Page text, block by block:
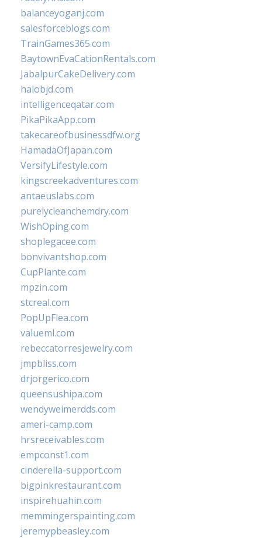
balanceyoganj.com
salesforceblogs.com
TrainGames365.com
BaytownEvaCationRentals.com
JabalpurCakeDelivery.com
halobjd.com
intelligenceqatar.com
PikaPikaApp.com
takecareofbusinessdfw.org
HamadaOfJapan.com
VersifyLifestyle.com
kingscreekadventures.com
antaeuslabs.com
purelycleanchemdry.com
WishOping.com
shoplegacee.com
bonvivantshop.com
CupPlante.com
mpzin.com
stcreal.com
PopUpFlea.com
valueml.com
rebeccatorresjewelry.com
jmpbliss.com
drjorgerico.com
queensushipa.com
wendyweimerdds.com
ameri-camp.com
hrsreceivables.com
empconst1.com
cinderella-support.com
bigpinkrestaurant.com
inspirehuahin.com
memmingerspainting.com
jeremypbeasley.com